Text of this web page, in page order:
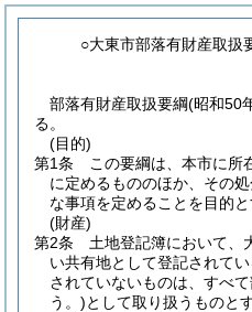
○大東市部落有財産取扱
部落有財産取扱要綱(昭和50
る。
(目的)
第1条
この要綱は、本市に所
に定めるもののほか、その
な事項を定めることを目的と
(財産)
第2条
土地登記簿において、
い共有地として登記されて
されていないものは、すべ
う。)として取り扱うものとす